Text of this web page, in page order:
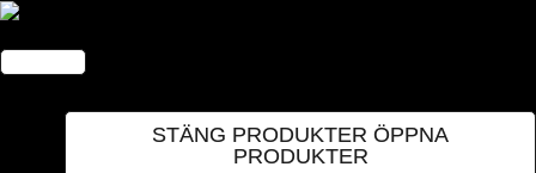
Hoppa
till
STÄNG PRODUKTER ÖPPNA
PRODUKTER